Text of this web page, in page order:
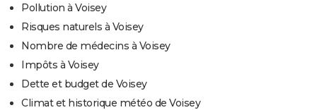
Pollution à Voisey
Risques naturels à Voisey
Nombre de médecins à Voisey
Impôts à Voisey
Dette et budget de Voisey
Climat et historique météo de Voisey